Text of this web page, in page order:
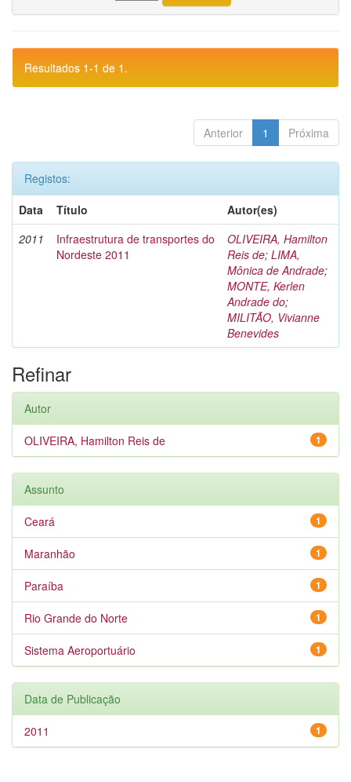
Resultados 1-1 de 1.
Anterior 1 Próxima
Registos:
Data
Título
Autor(es)
2011
Infraestrutura de transportes do
Nordeste 2011
OLIVEIRA, Hamilton
Reis de; LIMA,
Mônica de Andrade;
MONTE, Kerlen
Andrade do;
MILITÃO, Vivianne
Benevides
Refinar
Autor
1
OLIVEIRA, Hamilton Reis de
Assunto
1
Ceará
1
Maranhão
1
Paraíba
1
Rio Grande do Norte
1
Sistema Aeroportuário
Data de Publicação
1
2011